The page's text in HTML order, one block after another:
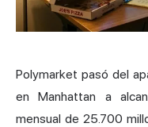
Polymarket pasó del
en Manhattan a
mensual de 25.700